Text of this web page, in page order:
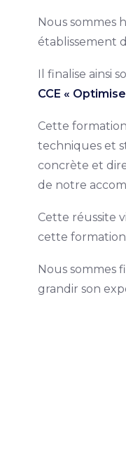
Nous sommes
établissement
Il finalise ainsi
CCE «
Cette
techniques et
concrète et
de notre
Cette réussite
cette
Nous sommes
grandir son